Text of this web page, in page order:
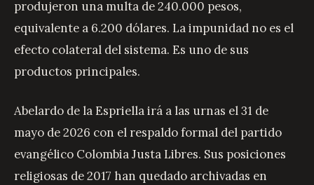
produjeron una multa de 240.000 pesos,
equivalente a 6.200 dólares. La impunidad no es el
efecto colateral del sistema. Es uno de sus
productos principales.
Abelardo de la Espriella irá a las urnas el 31 de
mayo de 2026 con el respaldo formal del partido
evangélico Colombia Justa Libres. Sus posiciones
religiosas de 2017 han quedado archivadas en